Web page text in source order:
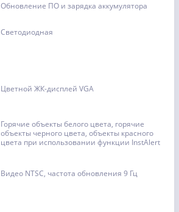
Обновление ПО и зарядка аккумулятора
Светодиодная
Цветной ЖК-дисплей VGA
Горячие объекты белого цвета, горячие
объекты черного цвета, объекты красного
цвета при использовании функции InstAlert
Видео NTSC, частота обновления 9 Гц